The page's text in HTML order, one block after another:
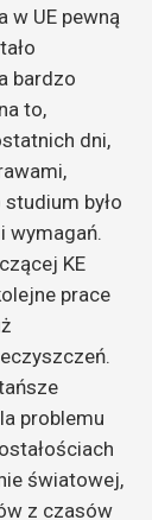
w UE pewną
bardzo
to,
dni,
było
wymagań.
KE
prace
problemu
światowej,
z czasów